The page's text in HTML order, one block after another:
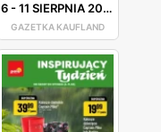
6-11 SIERPNIA 2026
GAZETKA KAUFLAND